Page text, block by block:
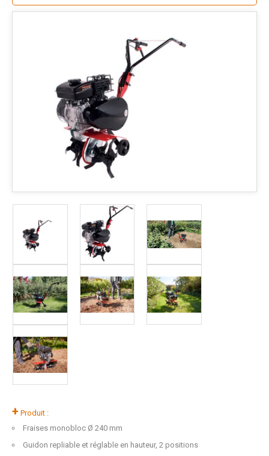
+ Produit :
Fraises monobloc Ø 240 mm
Guidon repliable et réglable en hauteur, 2 positions